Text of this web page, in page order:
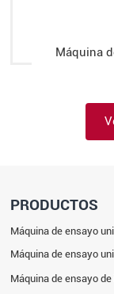
Máquina
PRODUCTOS
Máquina de ensayo
Máquina de ensayo
Máquina de ensayo